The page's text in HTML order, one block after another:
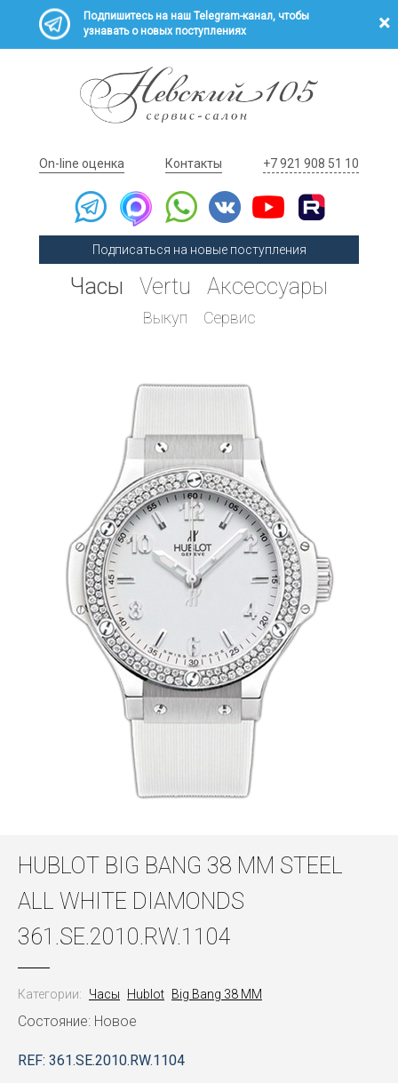
Подпишитесь на наш Telegram-канал, чтобы
узнавать о новых поступлениях
On-line оценка Контакты +7 921 908 51 10
Подписаться на новые поступления
Часы Vertu Аксессуары
Выкуп Сервис
HUBLOT BIG BANG 38 MM STEEL
ALL WHITE DIAMONDS
361.SE.2010.RW.1104
Категории: Часы Hublot Big Bang 38 MM
Состояние: Новое
REF: 361.SE.2010.RW.1104